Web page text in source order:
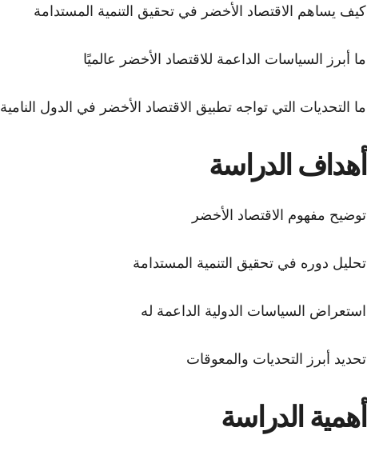
كيف يساهم الاقتصاد الأخضر في تحقيق التنمية المستدامة
ما أبرز السياسات الداعمة للاقتصاد الأخضر عالميًا
ما التحديات التي تواجه تطبيق الاقتصاد الأخضر في الدول النامية
أهداف الدراسة
توضيح مفهوم الاقتصاد الأخضر
تحليل دوره في تحقيق التنمية المستدامة
استعراض السياسات الدولية الداعمة له
تحديد أبرز التحديات والمعوقات
أهمية الدراسة